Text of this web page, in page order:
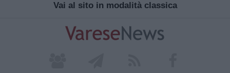
Vai al sito in modalità classica